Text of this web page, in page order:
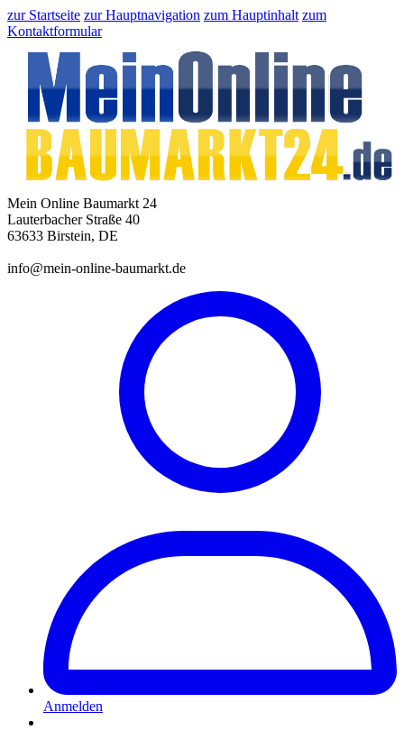
zur Startseite zur Hauptnavigation zum Hauptinhalt zum
Kontaktformular
Mein Online Baumarkt 24
Lauterbacher Straße 40
63633 Birstein, DE
info@mein-online-baumarkt.de
Anmelden